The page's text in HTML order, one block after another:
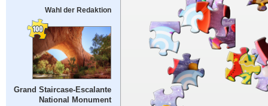
Wahl der Redaktion
Grand Staircase-Escalante
National Monument